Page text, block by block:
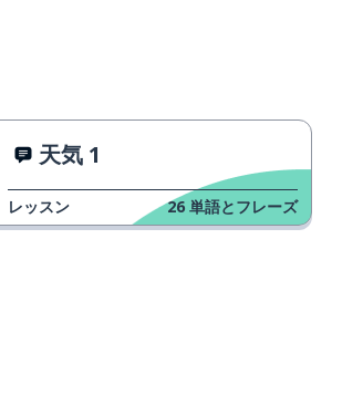
天気 1
レッスン 26 単語とフレーズ